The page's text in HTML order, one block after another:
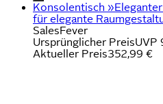
Konsolentisch
für elegante
SalesFever
Ursprünglicher PreisUVP
Aktueller Preis352,99 €